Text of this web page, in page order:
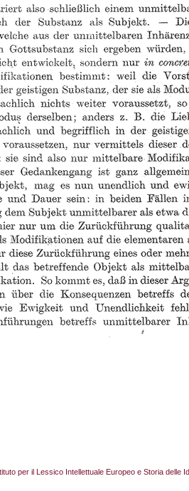
per il Lessico Intellettuale Europeo e Storia delle